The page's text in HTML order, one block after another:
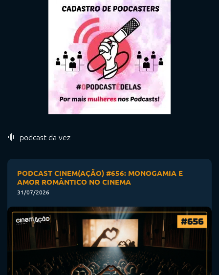
podcast da vez
PODCAST CINEM(AÇÃO) #656: MONOGAMIA E
AMOR ROMÂNTICO NO CINEMA
31/07/2026